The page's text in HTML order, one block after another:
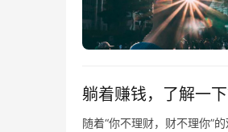
躺着赚钱，了解一下
随着“你不理财，财不理你”